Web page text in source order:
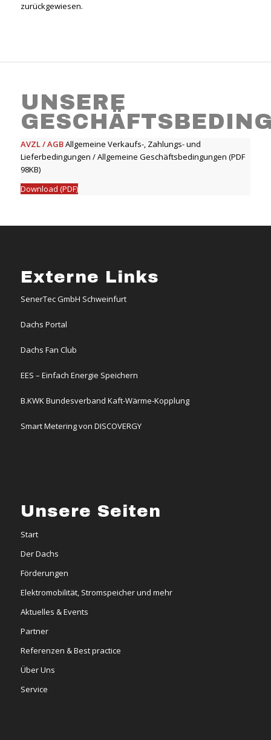
zurückgewiesen.
UNSERE
AVZL / AGBAllgemeine Verkaufs-, Zahlungs- und
Lieferbedingungen / Allgemeine Geschäftsbedingungen (PDF
98KB)
Download (PDF)
Externe Links
SenerTec GmbH Schweinfurt
Dachs Portal
Dachs Fan Club
EES – Einfach Energie Speichern
B.KWK Bundesverband Kaft-Wärme-Kopplung
Smart Metering von DISCOVERGY
Unsere Seiten
Start
Der Dachs
Förderungen
Elektromobilität, Stromspeicher und mehr
Aktuelles & Events
Partner
Referenzen & Best practice
Über Uns
Service